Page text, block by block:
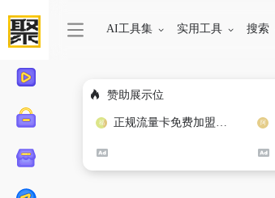
AI工具集 实用工具 搜索
赞助展示位
正规流量卡免费加盟合作